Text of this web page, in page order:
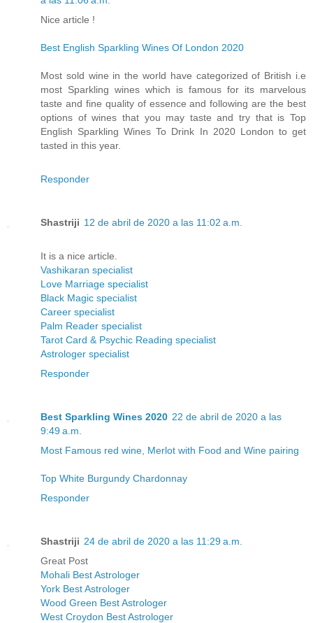
Nice article !
Best English Sparkling Wines Of London 2020
Most sold wine in the world have categorized of British i.e
most Sparkling wines which is famous for its marvelous
taste and fine quality of essence and following are the best
options of wines that you may taste and try that is Top
English Sparkling Wines To Drink In 2020 London to get
tasted in this year.
Responder
Shastriji 12 de abril de 2020 a las 11:02 a.m.
It is a nice article.
Vashikaran specialist
Love Marriage specialist
Black Magic specialist
Career specialist
Palm Reader specialist
Tarot Card & Psychic Reading specialist
Astrologer specialist
Responder
Best Sparkling Wines 2020 22 de abril de 2020 a las
9:49 a.m.
Most Famous red wine, Merlot with Food and Wine pairing
Top White Burgundy Chardonnay
Responder
Shastriji 24 de abril de 2020 a las 11:29 a.m.
Great Post
Mohali Best Astrologer
York Best Astrologer
Wood Green Best Astrologer
West Croydon Best Astrologer